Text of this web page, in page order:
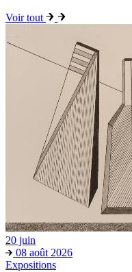
Voir tout
20 juin
08 août 2026
Expositions